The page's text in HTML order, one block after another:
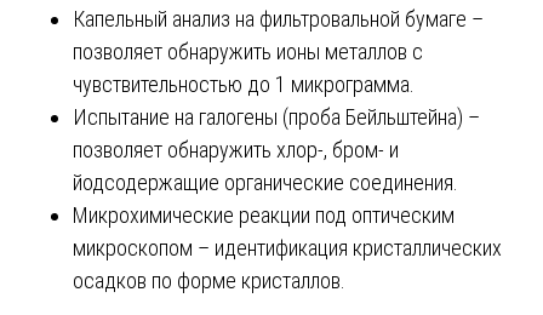
Капельный анализ на фильтровальной бумаге –
позволяет обнаружить ионы металлов с
чувствительностью до 1 микрограмма.
Испытание на галогены (проба Бейльштейна) –
позволяет обнаружить хлор-, бром- и
йодсодержащие органические соединения.
Микрохимические реакции под оптическим
микроскопом – идентификация кристаллических
осадков по форме кристаллов.